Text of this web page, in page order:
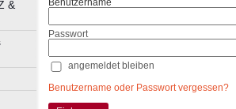
&
Passwort
angemeldet bleiben
Benutzername oder Passwort vergessen?